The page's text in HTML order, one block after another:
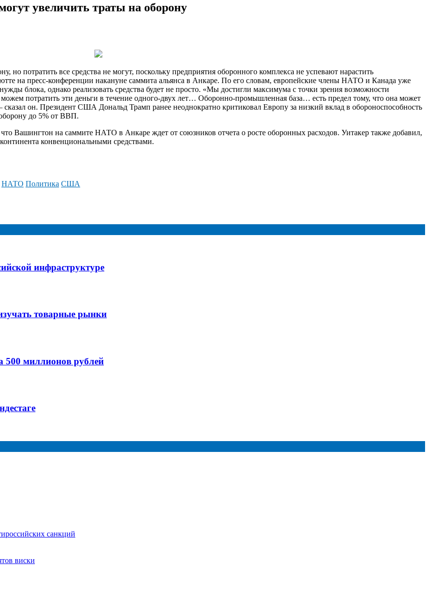
увеличить траты на оборону
потратить все средства не могут, поскольку предприятия оборонного комплекса не успевают нарастить
на пресс-конференции накануне саммита альянса в Анкаре. По его словам, европейские члены НАТО и Канада уже
блока, однако реализовать средства будет не просто. «Мы достигли максимума с точки зрения возможности
можем потратить эти деньги в течение одного-двух лет… Оборонно-промышленная база… есть предел тому, что она может
сказал он. Президент США Дональд Трамп ранее неоднократно критиковал Европу за низкий вклад в обороноспособность
до 5% от ВВП.
Вашингтон на саммите НАТО в Анкаре ждет от союзников отчета о росте оборонных расходов. Уитакер также добавил,
конвенциональными средствами.
НАТО Политика США
инфраструктуре
товарные рынки
500 миллионов рублей
санкций
виски